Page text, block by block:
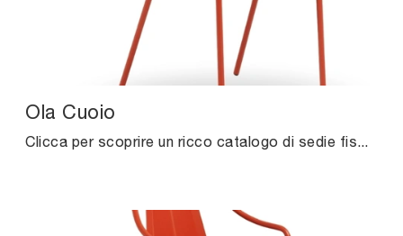
Ola Cuoio
Clicca per scoprire un ricco catalogo di sedie fisse per stanze design: il modello Ola Cuoio di Midj ti attende!